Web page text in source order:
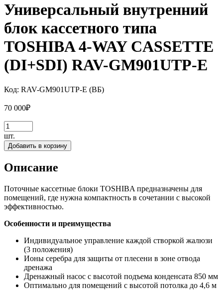
Универсальный внутренний
блок кассетного типа
TOSHIBA 4-WAY CASSETTE
(DI+SDI) RAV-GM901UTP-E
Код: RAV-GM901UTP-E (ВБ)
70 000₽
шт.
Добавить в корзину
Описание
Поточные кассетные блоки TOSHIBA предназначены для
помещений, где нужна компактность в сочетании с высокой
эффективностью.
Особенности и преимущества
Индивидуальное управление каждой створкой жалюзи
(3 положения)
Ионы серебра для защиты от плесени в зоне отвода
дренажа
Дренажный насос с высотой подъема конденсата 850 мм
Оптимально для помещений с высотой потолка до 4,6 м